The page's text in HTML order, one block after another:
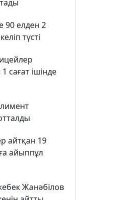
90 елден 2
түсті
сағат ішінде
айтқан 19
айыппұл
Жанәбілов